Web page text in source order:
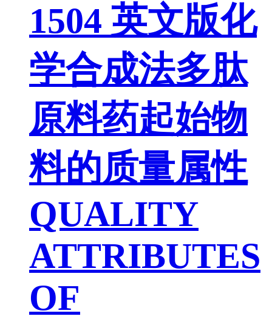
1504 英文版化
学合成法多肽
原料药起始物
料的质量属性
QUALITY
ATTRIBUTES
OF